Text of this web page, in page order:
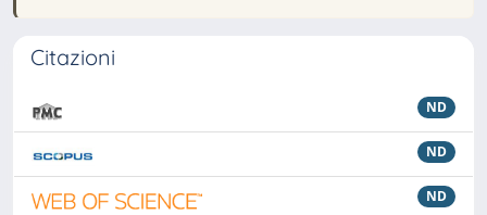
Citazioni
ND
ND
ND